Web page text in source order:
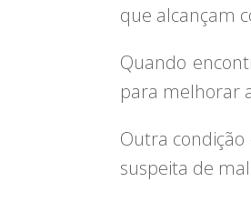
que alcançam
Quando
para melhorar
Outra
suspeita de